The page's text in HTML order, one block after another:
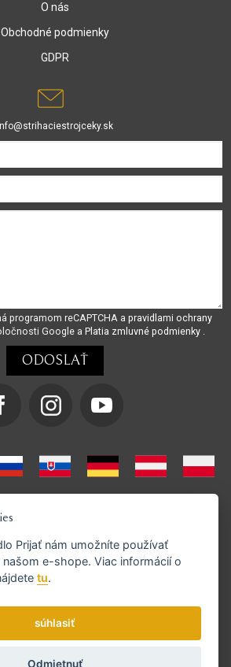
O nás
Obchodné podmienky
GDPR
programom reCAPTCHA a pravidlami ochrany
Google a Platia zmluvné podmienky .
platby GoPay
Prijať nám umožníte používať
e-shope. Viac informácií o
tu.
súhlasiť
Odmietnuť